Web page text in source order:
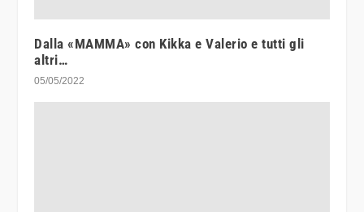
Dalla «MAMMA» con Kikka e Valerio e tutti gli
altri…
05/05/2022